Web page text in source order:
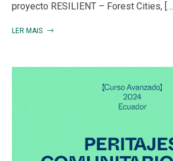
proyecto RESILIENT – Forest Cities, […]
LER MAIS